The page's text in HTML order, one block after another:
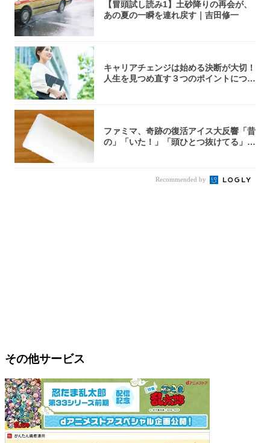
【冒頭試し読み1】土砂降りの再会が、
あの夏の一瞬を連れ戻す｜吉田修一
キャリアチェンジは始める決断が大切！
人生を見つめ直す３つのポイントについ
ファミマ、奇跡の復活アイス大反響「昔
の」「いた！」「頭ひとつ抜けてる」
Recommended by
その他サービス